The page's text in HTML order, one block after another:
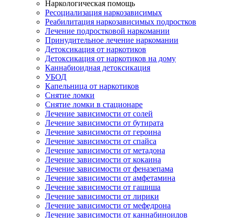
Наркологическая помощь
Ресоциализация наркозависимых
Реабилитация наркозависимых подростков
Лечение подростковой наркомании
Принудительное лечение наркомании
Детоксикация от наркотиков
Детоксикация от наркотиков на дому
Каннабиоидная детоксикация
УБОД
Капельница от наркотиков
Снятие ломки
Снятие ломки в стационаре
Лечение зависимости от солей
Лечение зависимости от бутирата
Лечение зависимости от героина
Лечение зависимости от спайса
Лечение зависимости от метадона
Лечение зависимости от кокаина
Лечение зависимости от феназепама
Лечение зависимости от амфетамина
Лечение зависимости от гашиша
Лечение зависимости от лирики
Лечение зависимости от мефедрона
Лечение зависимости от каннабиноидов